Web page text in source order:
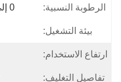
الرطوبة النسبية: 0 إلى 90% رطوبة نسبية، بدون تكاثف
بيئة التشغيل:
ارتفاع الاستخدام:
تفاصيل التغليف: